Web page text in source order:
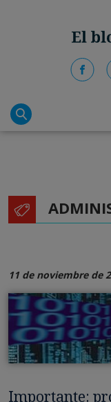
11 de noviembre de
Importante: